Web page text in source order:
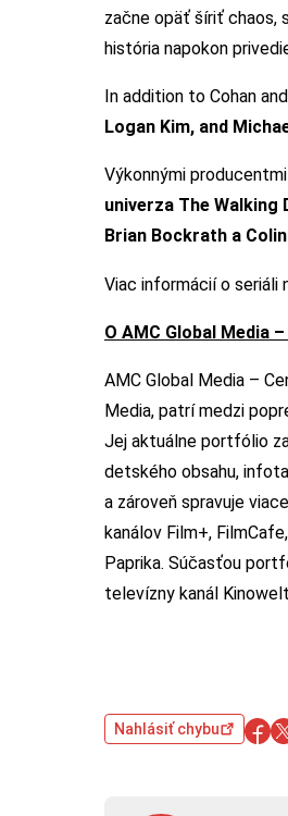
začne opäť šíriť chaos,
história napokon
In addition to Cohan
Logan Kim, and
Výkonnými
univerza The Walking
Brian Bockrath a
Viac informácií o seriáli
O AMC Global Media
AMC Global Media –
Media, patrí medzi
Jej aktuálne portfólio
detského obsahu,
a zároveň spravuje
kanálov Film+,
Paprika. Súčasťou
televízny kanál
Nahlásiť chybu